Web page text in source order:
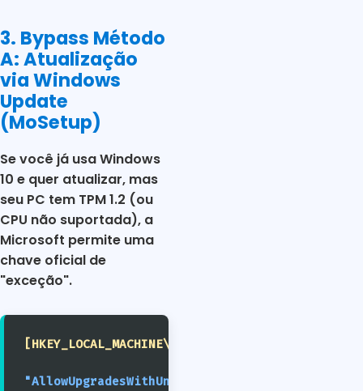
3. Bypass Método
A: Atualização
via Windows
Update
(MoSetup)
Se você já usa Windows
10 e quer atualizar, mas
seu PC tem TPM 1.2 (ou
CPU não suportada), a
Microsoft permite uma
chave oficial de
"exceção".
[HKEY_LOCAL_MACHINE\SYSTEM\Setup\MoSetup]
"AllowUpgradesWithUnsupportedTPMOrCPU"